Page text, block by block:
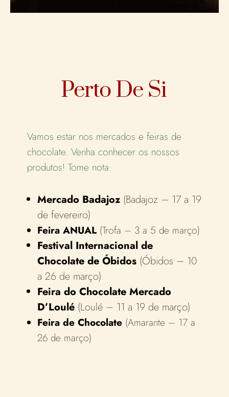
Perto De Si
Vamos estar nos mercados e feiras de
chocolate. Venha conhecer os nossos
produtos! Tome nota:
Mercado Badajoz(Badajoz – 17 a 19
de fevereiro)
Feira ANUAL (Trofa – 3 a 5 de março)
Festival Internacional de
Chocolate de Óbidos(Óbidos – 10
a 26 de março)
Feira do Chocolate Mercado
D’Loulé(Loulé – 11 a 19 de março)
Feira de Chocolate (Amarante – 17 a
26 de março)